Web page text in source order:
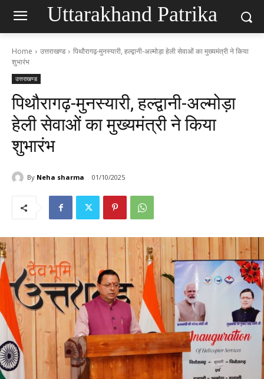
Uttarakhand Patrika
Home उत्तराखण्ड
पिथौरागढ़-मुनस्यारी, हल्द्वानी-अल्मोड़ा हेली सेवाओं का मुख्यमंत्री ने किया
शुभारंभ
उत्तराखण्ड
पिथौरागढ़-मुनस्यारी, हल्द्वानी-अल्मोड़ा
हेली सेवाओं का मुख्यमंत्री ने किया
शुभारंभ
By Neha sharma 01/10/2025